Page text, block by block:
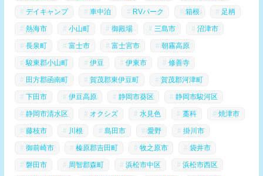
デイキャンプ 車中泊 RVパーク 箱根 足柄
熱海市 小山町 御殿場 三島市 沼津市
長泉町 富士市 富士宮市 朝霧高原
駿東郡小山町 伊豆 伊東市 修善寺
田方郡函南町 賀茂郡東伊豆町 賀茂郡河津町
下田市 伊豆高原 静岡市葵区 静岡市駿河区
静岡市清水区 オクシズ 水見色 藁科 焼津市
藤枝市 川根 島田市 愛野 掛川市
御前崎市 榛原郡吉田町 牧之原市 袋井市
磐田市 周智郡森町 浜松市中区 浜松市西区